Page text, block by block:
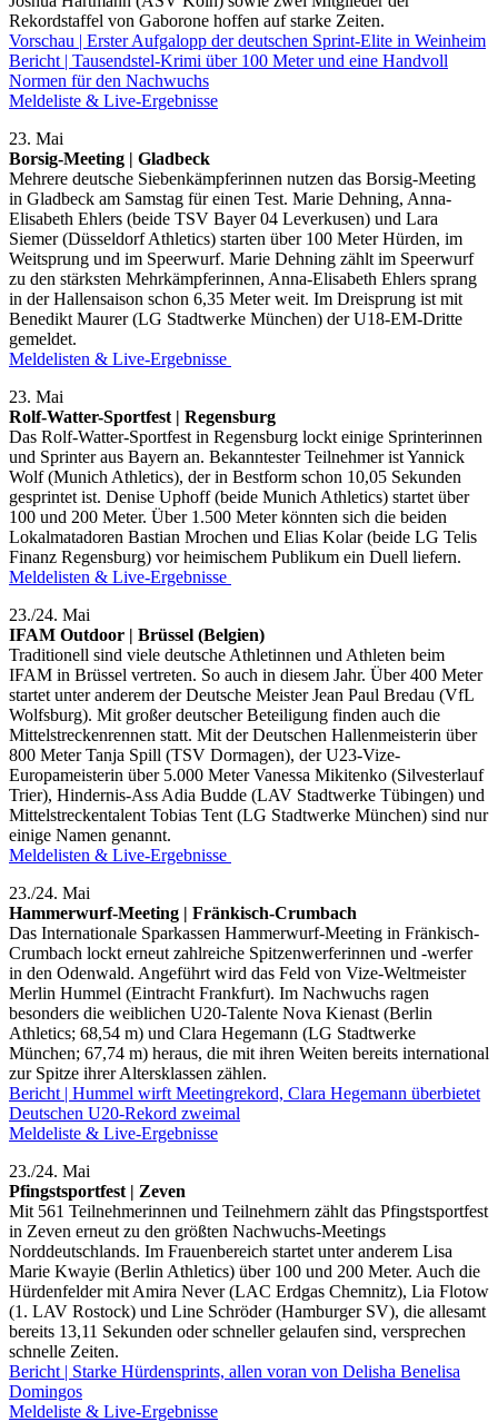
Rekordstaffel von Gaborone hoffen auf starke Zeiten.
Vorschau | Erster Aufgalopp der deutschen Sprint-Elite in Weinheim
Bericht | Tausendstel-Krimi über 100 Meter und eine Handvoll
Normen für den Nachwuchs
Meldeliste & Live-Ergebnisse
23. Mai
Borsig-Meeting | Gladbeck
Mehrere deutsche Siebenkämpferinnen nutzen das Borsig-Meeting
in Gladbeck am Samstag für einen Test. Marie Dehning, Anna-
Elisabeth Ehlers (beide TSV Bayer 04 Leverkusen) und Lara
Siemer (Düsseldorf Athletics) starten über 100 Meter Hürden, im
Weitsprung und im Speerwurf. Marie Dehning zählt im Speerwurf
zu den stärksten Mehrkämpferinnen, Anna-Elisabeth Ehlers sprang
in der Hallensaison schon 6,35 Meter weit. Im Dreisprung ist mit
Benedikt Maurer (LG Stadtwerke München) der U18-EM-Dritte
gemeldet.
Meldelisten & Live-Ergebnisse
23. Mai
Rolf-Watter-Sportfest | Regensburg
Das Rolf-Watter-Sportfest in Regensburg lockt einige Sprinterinnen
und Sprinter aus Bayern an. Bekanntester Teilnehmer ist Yannick
Wolf (Munich Athletics), der in Bestform schon 10,05 Sekunden
gesprintet ist. Denise Uphoff (beide Munich Athletics) startet über
100 und 200 Meter. Über 1.500 Meter könnten sich die beiden
Lokalmatadoren Bastian Mrochen und Elias Kolar (beide LG Telis
Finanz Regensburg) vor heimischem Publikum ein Duell liefern.
Meldelisten & Live-Ergebnisse
23./24. Mai
IFAM Outdoor | Brüssel (Belgien)
Traditionell sind viele deutsche Athletinnen und Athleten beim
IFAM in Brüssel vertreten. So auch in diesem Jahr. Über 400 Meter
startet unter anderem der Deutsche Meister Jean Paul Bredau (VfL
Wolfsburg). Mit großer deutscher Beteiligung finden auch die
Mittelstreckenrennen statt. Mit der Deutschen Hallenmeisterin über
800 Meter Tanja Spill (TSV Dormagen), der U23-Vize-
Europameisterin über 5.000 Meter Vanessa Mikitenko (Silvesterlauf
Trier), Hindernis-Ass Adia Budde (LAV Stadtwerke Tübingen) und
Mittelstreckentalent Tobias Tent (LG Stadtwerke München) sind nur
einige Namen genannt.
Meldelisten & Live-Ergebnisse
23./24. Mai
Hammerwurf-Meeting | Fränkisch-Crumbach
Das Internationale Sparkassen Hammerwurf-Meeting in Fränkisch-
Crumbach lockt erneut zahlreiche Spitzenwerferinnen und -werfer
in den Odenwald. Angeführt wird das Feld von Vize-Weltmeister
Merlin Hummel (Eintracht Frankfurt). Im Nachwuchs ragen
besonders die weiblichen U20-Talente Nova Kienast (Berlin
Athletics; 68,54 m) und Clara Hegemann (LG Stadtwerke
München; 67,74 m) heraus, die mit ihren Weiten bereits international
zur Spitze ihrer Altersklassen zählen.
Bericht | Hummel wirft Meetingrekord, Clara Hegemann überbietet
Deutschen U20-Rekord zweimal
Meldeliste & Live-Ergebnisse
23./24. Mai
Pfingstsportfest | Zeven
Mit 561 Teilnehmerinnen und Teilnehmern zählt das Pfingstsportfest
in Zeven erneut zu den größten Nachwuchs-Meetings
Norddeutschlands. Im Frauenbereich startet unter anderem Lisa
Marie Kwayie (Berlin Athletics) über 100 und 200 Meter. Auch die
Hürdenfelder mit Amira Never (LAC Erdgas Chemnitz), Lia Flotow
(1. LAV Rostock) und Line Schröder (Hamburger SV), die allesamt
bereits 13,11 Sekunden oder schneller gelaufen sind, versprechen
schnelle Zeiten.
Bericht | Starke Hürdensprints, allen voran von Delisha Benelisa
Domingos
Meldeliste & Live-Ergebnisse